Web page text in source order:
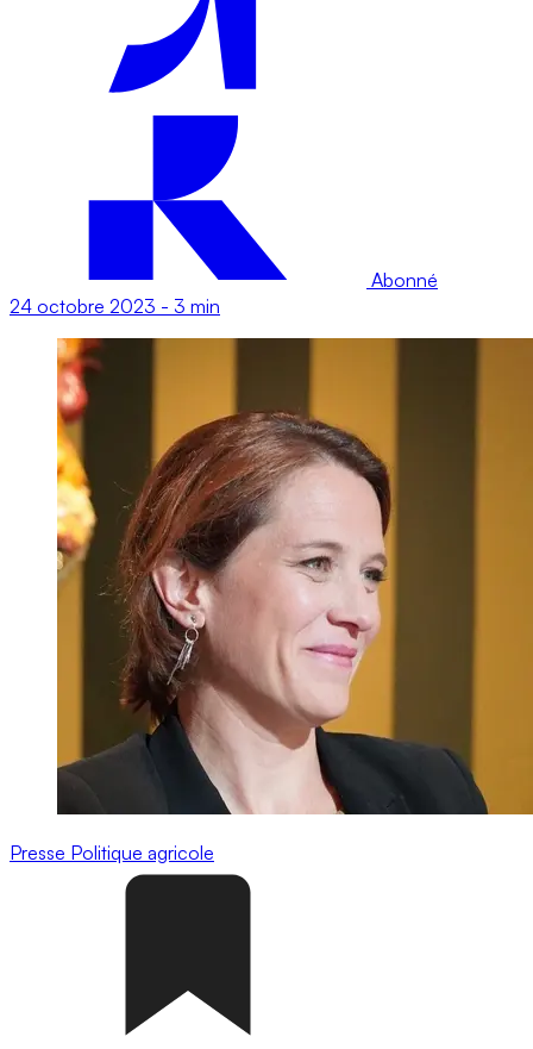
Abonné
24 octobre 2023 - 3 min
Presse Politique agricole